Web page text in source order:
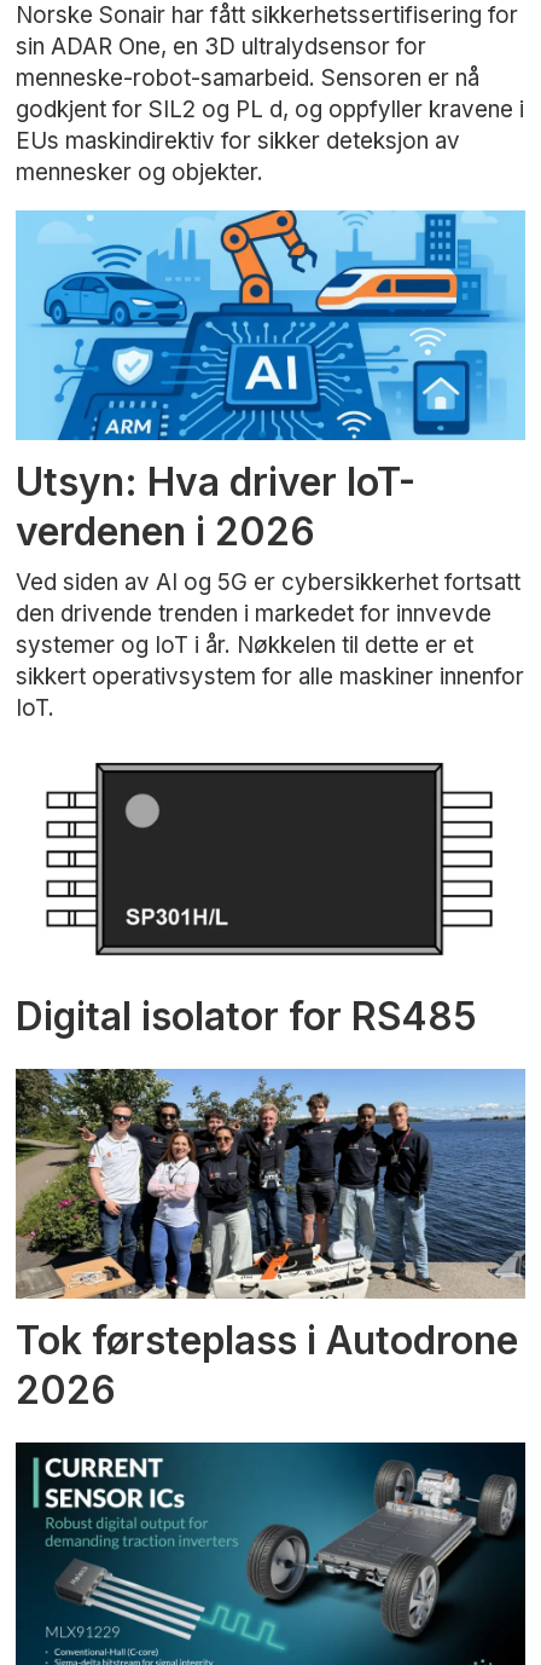
Norske Sonair har fått sikkerhetssertifisering for
sin ADAR One, en 3D ultralydsensor for
menneske-robot-samarbeid. Sensoren er nå
godkjent for SIL2 og PL d, og oppfyller kravene i
EUs maskindirektiv for sikker deteksjon av
mennesker og objekter.
Utsyn: Hva driver IoT-
verdenen i 2026
Ved siden av AI og 5G er cybersikkerhet fortsatt
den drivende trenden i markedet for innvevde
systemer og IoT i år. Nøkkelen til dette er et
sikkert operativsystem for alle maskiner innenfor
IoT.
Digital isolator for RS485
Tok førsteplass i Autodrone
2026